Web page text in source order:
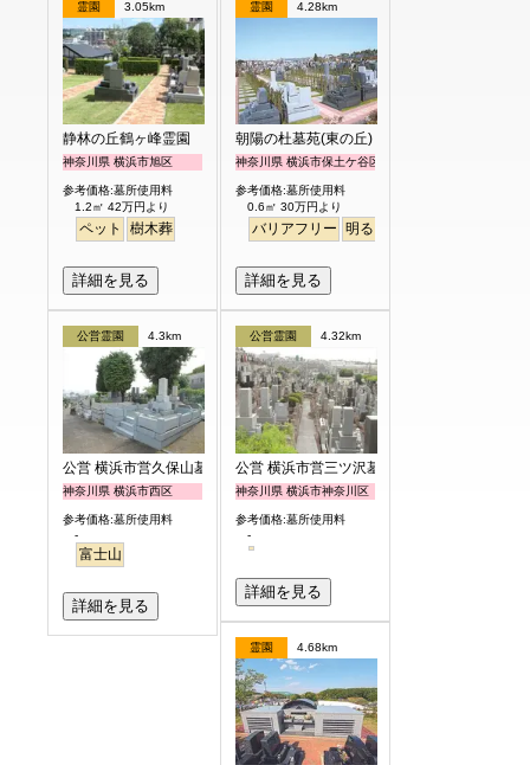
霊園 3.05km
静林の丘鶴ヶ峰霊園
神奈川県 横浜市旭区
参考価格:墓所使用料
1.2㎡ 42万円より
ペット 樹木葬
詳細を見る
霊園 4.28km
朝陽の杜墓苑(東の丘)
神奈川県 横浜市保土ケ谷区
参考価格:墓所使用料
0.6㎡ 30万円より
バリアフリー 明るい
詳細を見る
公営霊園 4.3km
公営 横浜市営久保山墓地
神奈川県 横浜市西区
参考価格:墓所使用料
-
富士山
詳細を見る
公営霊園 4.32km
公営 横浜市営三ツ沢墓地
神奈川県 横浜市神奈川区
参考価格:墓所使用料
-
詳細を見る
霊園 4.68km